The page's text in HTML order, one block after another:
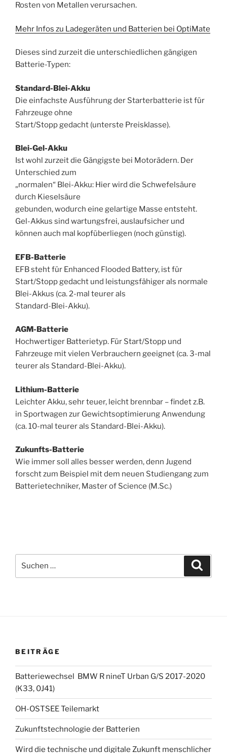
Rosten von Metallen verursachen.
Mehr Infos zu Ladegeräten und Batterien bei OptiMate
Dieses sind zurzeit die unterschiedlichen gängigen
Batterie-Typen:
Standard-Blei-Akku
Die einfachste Ausführung der Starterbatterie ist für
Fahrzeuge ohne
Start/Stopp gedacht (unterste Preisklasse).
Blei-Gel-Akku
Ist wohl zurzeit die Gängigste bei Motorädern. Der
Unterschied zum
„normalen“ Blei-Akku: Hier wird die Schwefelsäure
durch Kieselsäure
gebunden, wodurch eine gelartige Masse entsteht.
Gel-Akkus sind wartungsfrei, auslaufsicher und
können auch mal kopfüberliegen (noch günstig).
EFB-Batterie
EFB steht für Enhanced Flooded Battery, ist für
Start/Stopp gedacht und leistungsfähiger als normale
Blei-Akkus (ca. 2-mal teurer als
Standard-Blei-Akku).
AGM-Batterie
Hochwertiger Batterietyp. Für Start/Stopp und
Fahrzeuge mit vielen Verbrauchern geeignet (ca. 3-mal
teurer als Standard-Blei-Akku).
Lithium-Batterie
Leichter Akku, sehr teuer, leicht brennbar – findet z.B.
in Sportwagen zur Gewichtsoptimierung Anwendung
(ca. 10-mal teurer als Standard-Blei-Akku).
Zukunfts-Batterie
Wie immer soll alles besser werden, denn Jugend
forscht zum Beispiel mit dem neuen Studiengang zum
Batterietechniker, Master of Science (M.Sc.)
nach:
BEITRÄGE
Batteriewechsel BMW R nineT Urban G/S 2017-2020
(K33, 0J41)
OH-OSTSEE Teilemarkt
Zukunftstechnologie der Batterien
Wird die technische und digitale Zukunft menschlicher